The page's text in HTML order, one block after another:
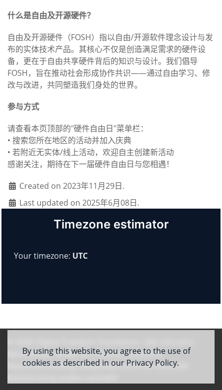
By using this website, you agree to the use of
cookies as described in our Privacy Policy.
什么是自由及开源硬件？
自由及开源硬件（FOSH）指以自由/开源软件理念设计与发
布的实体技术产品。其核心不仅是创造满足需求的硬件设
备，更在于自由共享硬件背后的知识与设计。我们倡导
FOSH，旨在推动社会形成协作共识——通过自由学习、修
改与改进，共同塑造我们身处的世界。
参与方式
请查看本页顶部的"硬件自由日"菜单栏：
• 搜索您所在地区的活动并加入庆典
• 若附近无实体/线上活动，欢迎自主创建新活动
感谢关注，期待在下一届硬件自由日与您相遇！
Created on 2023年11月29日.
Last updated on 2025年6月08日.
Timezone estimator
Your timezone: UTC
beschikbaar onder de Creative Commons
Naamsvermelding-GelijkDelen 4.0 Internationale